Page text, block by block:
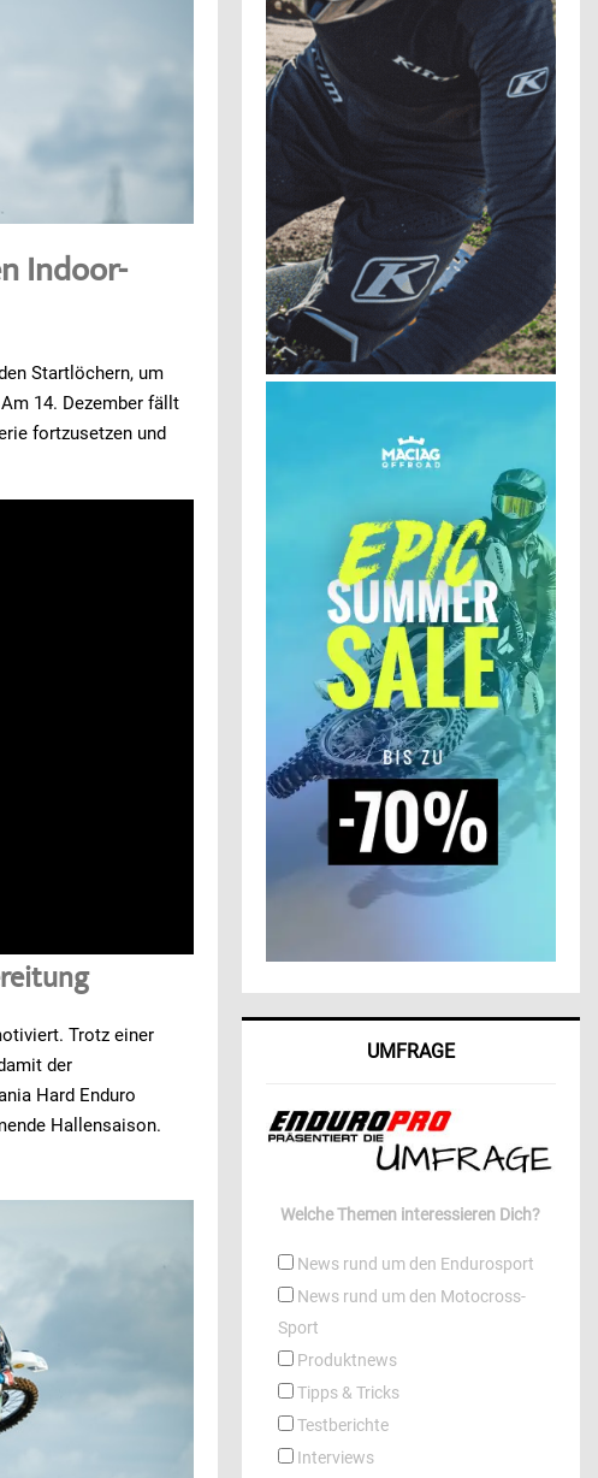
Indoor-
Startlöchern, um
14. Dezember fällt
fortzusetzen und
Trotz einer
der
Hard Enduro
Hallensaison.
UMFRAGE
Welche Themen interessieren Dich?
News rund um den Endurosport
News rund um den Motocross-
Sport
Produktnews
Tipps & Tricks
Testberichte
Interviews